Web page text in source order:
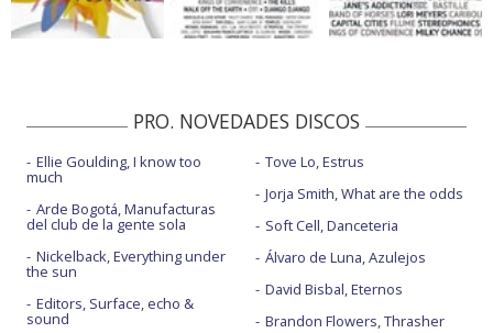
PRO. NOVEDADES DISCOS
Ellie Goulding, I know too
much
Arde Bogotá, Manufacturas
del club de la gente sola
Nickelback, Everything under
the sun
Editors, Surface, echo &
sound
Tove Lo, Estrus
Jorja Smith, What are the odds
Soft Cell, Danceteria
Álvaro de Luna, Azulejos
David Bisbal, Eternos
Brandon Flowers, Thrasher